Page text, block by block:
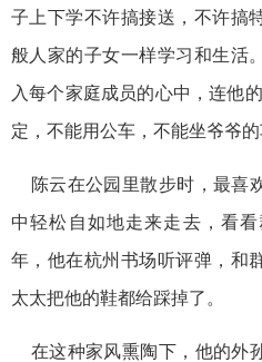
子上下学不许搞接送，不许搞
般人家的子女一样学习和生活
入每个家庭成员的心中，连他
定，不能用公车，不能坐爷爷的
陈云在公园里散步时，最喜
中轻松自如地走来走去，看
年，他在杭州书场听评弹，和
太太把他的鞋都给踩掉了。
在这种家风熏陶下，他的外